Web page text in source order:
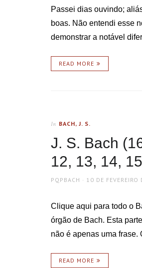
Passei dias ouvindo;
boas. Não entendi esse
demonstrar a notável
READ MORE
In BACH, J. S.
J. S. Bach
12, 13, 14,
AUTHOR
PQPBACH
POSTED
10 DE FEVEREIRO
Clique aqui para todo o
órgão de Bach. Esta
não é apenas uma
READ MORE